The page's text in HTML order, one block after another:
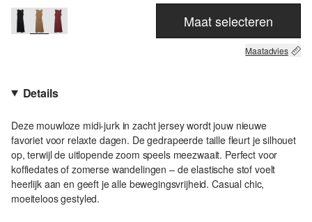
Maat selecteren
Maatadvies
Details
Deze mouwloze midi-jurk in zacht jersey wordt jouw nieuwe
favoriet voor relaxte dagen. De gedrapeerde taille fleurt je silhouet
op, terwijl de uitlopende zoom speels meezwaait. Perfect voor
koffiedates of zomerse wandelingen – de elastische stof voelt
heerlijk aan en geeft je alle bewegingsvrijheid. Casual chic,
moeiteloos gestyled.